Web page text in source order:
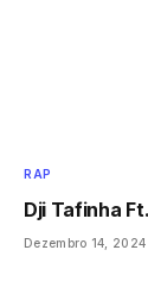
RAP
Dji Tafinha
Dezembro 14, 2024